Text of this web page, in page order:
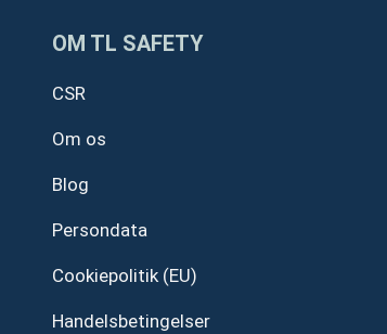
OM TL SAFETY
CSR
Om os
Blog
Persondata
Cookiepolitik (EU)
Handelsbetingelser